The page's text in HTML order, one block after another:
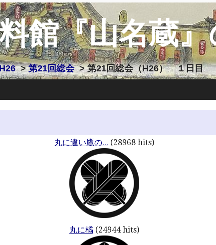
館『山名蔵
>第21回総会> 第21回総会（H26） １日目
丸に違い鷹の... (28968 hits)
丸に橘 (24944 hits)